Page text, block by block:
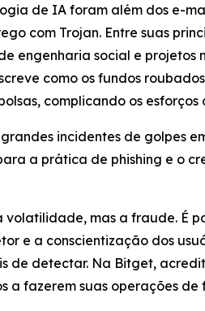
de IA foram além dos e-
com Trojan. Entre suas
engenharia social e projetos
como os fundos
complicando os
incidentes de golpes
a prática de phishing e o
mas a fraude. É
e a conscientização dos
de detectar. Na Bitget,
a fazerem suas operações